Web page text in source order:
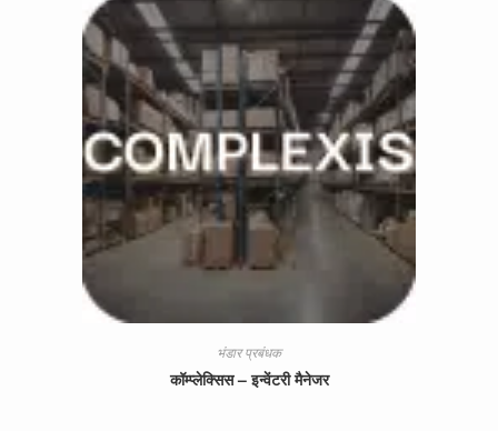
भंडार प्रबंधक
कॉम्प्लेक्सिस – इन्वेंटरी मैनेजर